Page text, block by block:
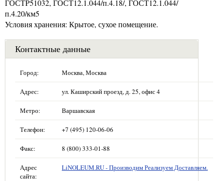
ГОСТP51032, ГОСТ12.1.044/п.4.18/, ГОСТ12.1.044/
п.4.20/км5
Условия хранения: Крытое, сухое помещение.
Контактные данные
Город: Москва, Москва
Адрес: ул. Каширский проезд, д. 25, офис 4
Метро: Варшавская
Телефон: +7 (495) 120-06-06
Факс: 8 (800) 333-01-88
Адрес
сайта:
LiNOLEUM.RU - Производим Реализуем Доставляем.